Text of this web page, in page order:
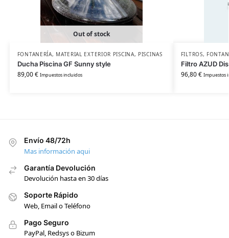
Out of stock
FONTANERÍA, MATERIAL EXTERIOR PISCINA, PISCINAS
Ducha Piscina GF Sunny style
89,00€ Impuestos incluidos
FILTROS,
Filtro AZUD
96,80€ Impuestos
Envío 48/72h
Mas información aqui
Garantía Devolución
Devolución hasta en 30 días
Soporte Rápido
Web, Email o Teléfono
Pago Seguro
PayPal, Redsys o Bizum